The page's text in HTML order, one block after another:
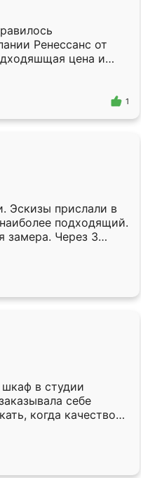
Ренессанс от
цена и
Приехавший
Владислав
самый
1
Эскизы прислали в
подходящий.
замера. Через 3
готова. Остались
Ренессанс
работу!
в студии
себе
когда качеством
кухня уже почти